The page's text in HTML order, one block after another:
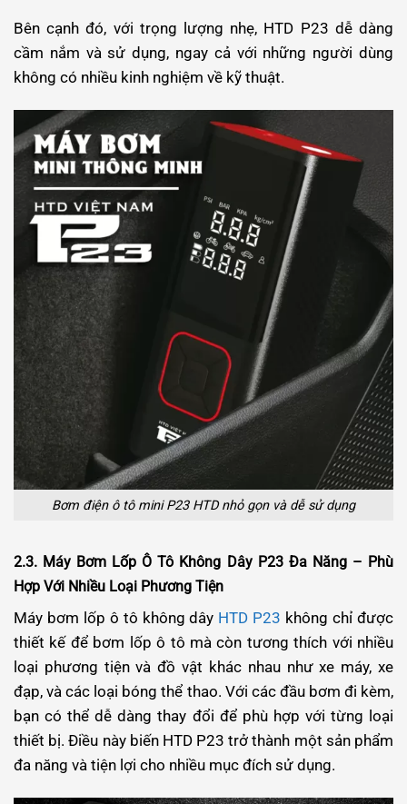
Bên cạnh đó, với trọng lượng nhẹ, HTD P23 dễ dàng
cầm nắm và sử dụng, ngay cả với những người dùng
không có nhiều kinh nghiệm về kỹ thuật.
Bơm điện ô tô mini P23 HTD nhỏ gọn và dễ sử dụng
2.3. Máy Bơm Lốp Ô Tô Không Dây P23 Đa Năng – Phù
Hợp Với Nhiều Loại Phương Tiện
Máy bơm lốp ô tô không dây HTD P23 không chỉ được
thiết kế để bơm lốp ô tô mà còn tương thích với nhiều
loại phương tiện và đồ vật khác nhau như xe máy, xe
đạp, và các loại bóng thể thao. Với các đầu bơm đi kèm,
bạn có thể dễ dàng thay đổi để phù hợp với từng loại
thiết bị. Điều này biến HTD P23 trở thành một sản phẩm
đa năng và tiện lợi cho nhiều mục đích sử dụng.